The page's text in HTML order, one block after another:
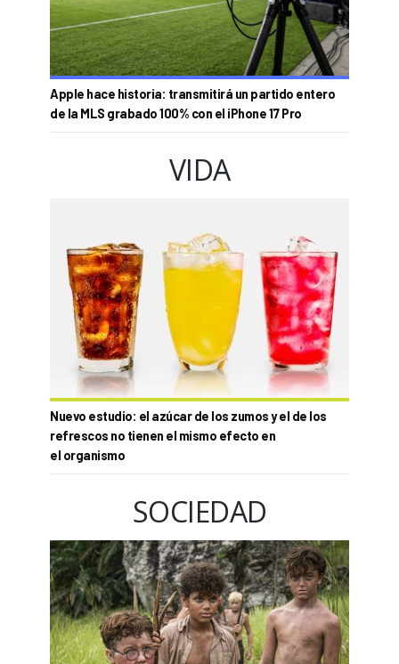
Apple hace historia: transmitirá un partido entero
de la MLS grabado 100% con el iPhone 17 Pro
VIDA
Nuevo estudio: el azúcar de los zumos y el de los
refrescos no tienen el mismo efecto en
el organismo
SOCIEDAD